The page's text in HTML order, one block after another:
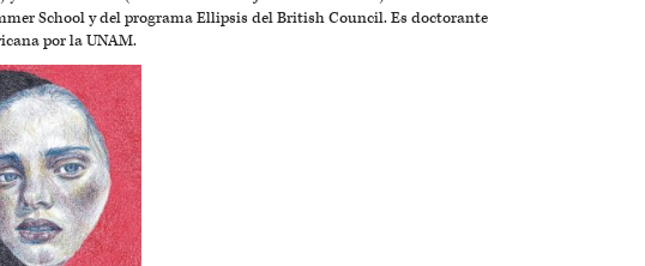
School y del programa Ellipsis del British Council. Es doctorante
por la UNAM.